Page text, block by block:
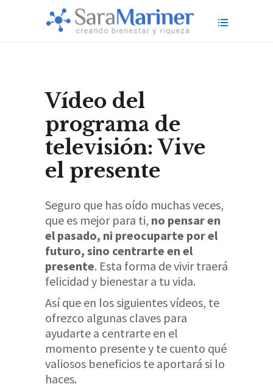
Vídeo del
programa de
televisión: Vive
el presente
Seguro que has oído muchas veces,
que es mejor para ti, no pensar en
el pasado, ni preocuparte por el
futuro, sino centrarte en el
presente. Esta forma de vivir traerá
felicidad y bienestar a tu vida.
Así que en los siguientes vídeos, te
ofrezco algunas claves para
ayudarte a centrarte en el
momento presente y te cuento qué
valiosos beneficios te aportará si lo
haces.